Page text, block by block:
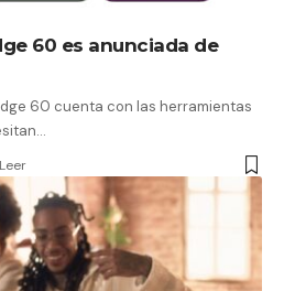
60 es anunciada de
60 cuenta con las herramientas